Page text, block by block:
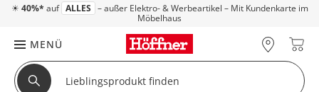
☀ 40%* auf ALLES – außer Elektro- & Werbeartikel – Mit Kundenkarte im
Möbelhaus
MENÜ